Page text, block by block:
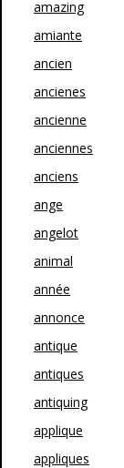
amazing
amiante
ancien
ancienes
ancienne
anciennes
anciens
ange
angelot
animal
année
annonce
antique
antiques
antiquing
applique
appliques